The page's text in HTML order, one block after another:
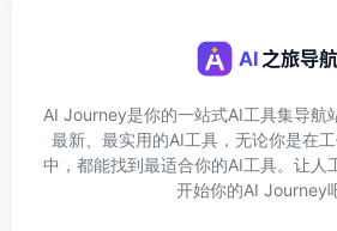
AI Journey是你的一站式AI工具集导航
最新、最实用的AI工具，无论你是在
中，都能找到最适合你的AI工具。让人
开始你的AI Journey